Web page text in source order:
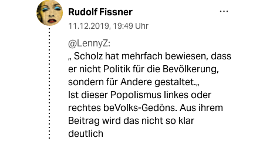
Rudolf Fissner
11.12.2019, 19:49 Uhr
@LennyZ:
„ Scholz hat mehrfach bewiesen, dass
er nicht Politik für die Bevölkerung,
sondern für Andere gestaltet.„
Ist dieser Popolismus linkes oder
rechtes beVolks-Gedöns. Aus ihrem
Beitrag wird das nicht so klar
deutlich